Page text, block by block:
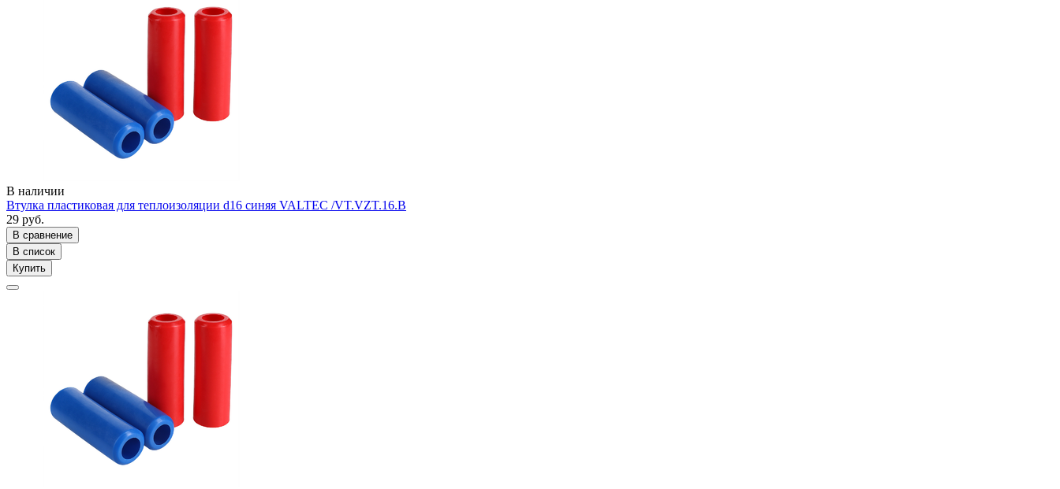
В наличии
Втулка пластиковая для теплоизоляции d16 синяя VALTEC /VT.VZT.16.B
29 руб.
В сравнение
В список
Купить